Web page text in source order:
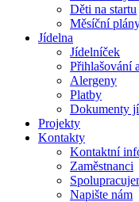
Děti na startu
Měsíční
Jídelna
Jídelníček
Přihlašování
Alergeny
Platby
Dokumenty
Projekty
Kontakty
Kontaktní
Zaměstnanci
Napište nám